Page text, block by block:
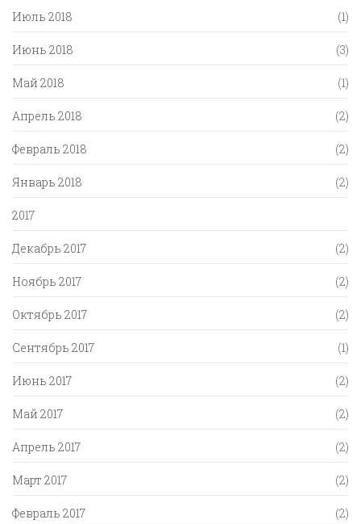
Июль 2018 (1)
Июнь 2018 (3)
Май 2018 (1)
Апрель 2018 (2)
Февраль 2018 (2)
Январь 2018 (2)
2017
Декабрь 2017 (2)
Ноябрь 2017 (2)
Октябрь 2017 (2)
Сентябрь 2017 (1)
Июнь 2017 (2)
Май 2017 (2)
Апрель 2017 (2)
Март 2017 (2)
Февраль 2017 (2)